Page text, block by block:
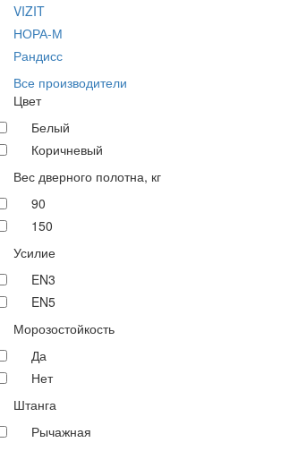
VIZIT
НОРА-М
Рандисс
Все производители
Цвет
Белый
Коричневый
Вес дверного полотна, кг
90
150
Усилие
EN3
EN5
Морозостойкость
Да
Нет
Штанга
Рычажная